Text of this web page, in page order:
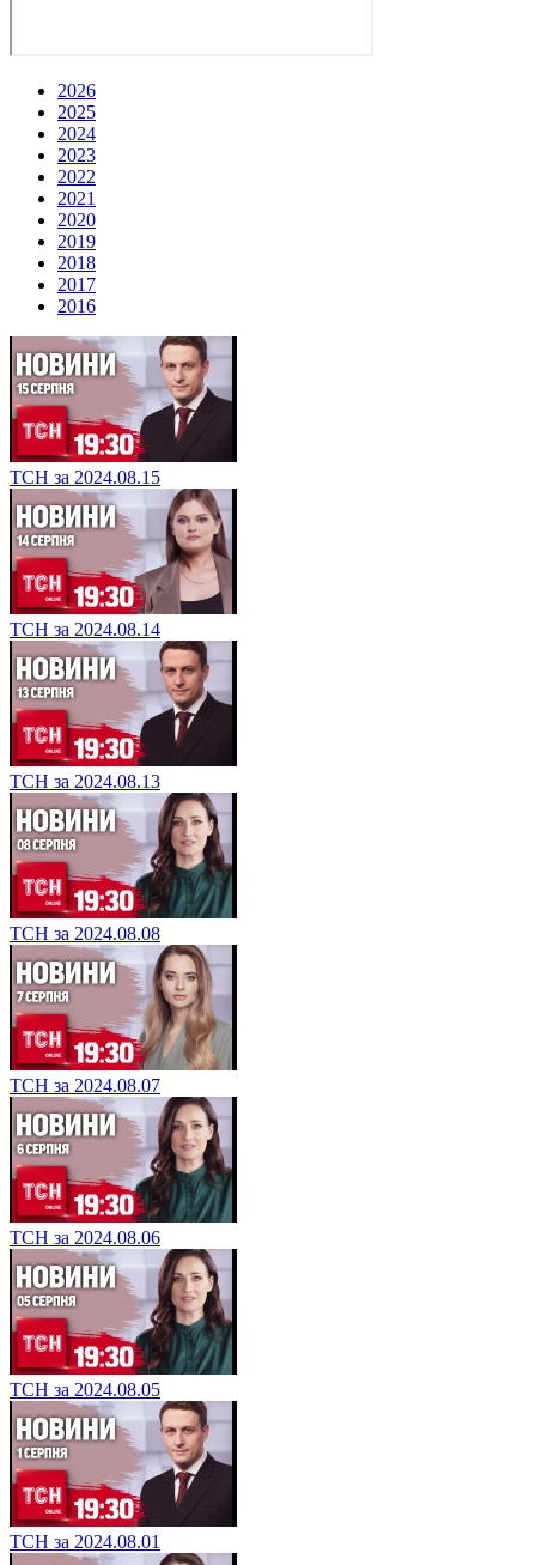
2026
2025
2024
2023
2022
2021
2020
2019
2018
2017
2016
ТСН за 2024.08.15
ТСН за 2024.08.14
ТСН за 2024.08.13
ТСН за 2024.08.08
ТСН за 2024.08.07
ТСН за 2024.08.06
ТСН за 2024.08.05
ТСН за 2024.08.01